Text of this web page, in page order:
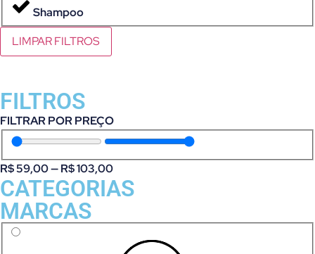
Shampoo
LIMPAR FILTROS
FILTROS
FILTRAR POR PREÇO
R$59,00—R$103,00
CATEGORIAS
MARCAS